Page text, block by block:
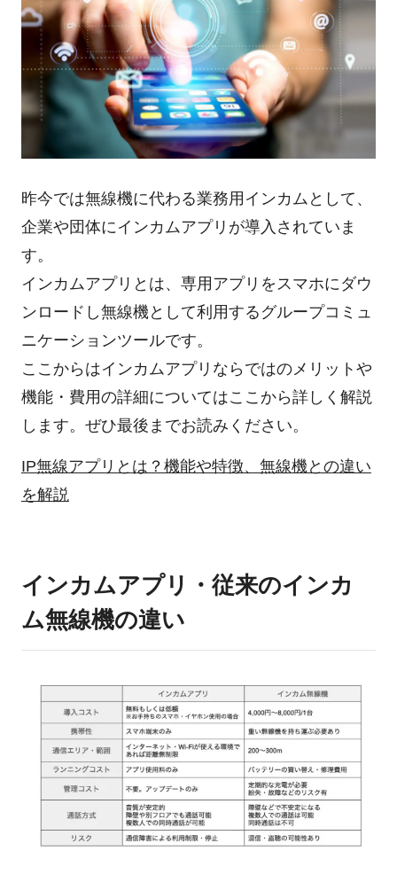
昨今では無線機に代わる業務用インカムとして、
企業や団体にインカムアプリが導入されていま
す。
インカムアプリとは、専用アプリをスマホにダウ
ンロードし無線機として利用するグループコミュ
ニケーションツールです。
ここからはインカムアプリならではのメリットや
機能・費用の詳細についてはここから詳しく解説
します。ぜひ最後までお読みください。
IP無線アプリとは？機能や特徴、無線機との違い
を解説
インカムアプリ・従来のインカ
ム無線機の違い